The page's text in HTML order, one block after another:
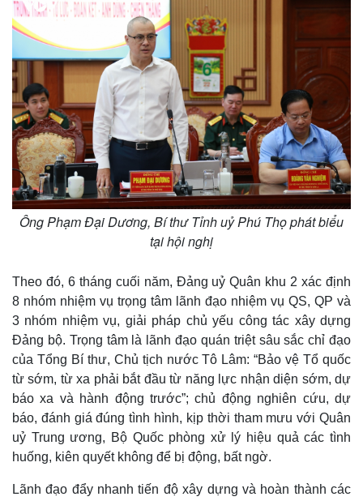
Ông Phạm Đại Dương, Bí thư Tỉnh uỷ Phú Thọ phát biểu
tại hội nghị
Theo đó, 6 tháng cuối năm, Đảng uỷ Quân khu 2 xác định
8 nhóm nhiệm vụ trọng tâm lãnh đạo nhiệm vụ QS, QP và
3 nhóm nhiệm vụ, giải pháp chủ yếu công tác xây dựng
Đảng bộ. Trọng tâm là lãnh đạo quán triệt sâu sắc chỉ đạo
của Tổng Bí thư, Chủ tịch nước Tô Lâm: “Bảo vệ Tổ quốc
từ sớm, từ xa phải bắt đầu từ năng lực nhận diện sớm, dự
báo xa và hành động trước”; chủ động nghiên cứu, dự
báo, đánh giá đúng tình hình, kịp thời tham mưu với Quân
uỷ Trung ương, Bộ Quốc phòng xử lý hiệu quả các tình
huống, kiên quyết không để bị động, bất ngờ.
Lãnh đạo đẩy nhanh tiến độ xây dựng và hoàn thành các